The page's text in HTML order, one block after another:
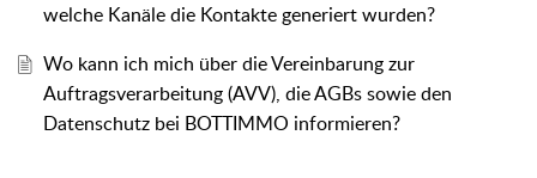
welche Kanäle die Kontakte generiert wurden?
Wo kann ich mich über die Vereinbarung zur
Auftragsverarbeitung (AVV), die AGBs sowie den
Datenschutz bei BOTTIMMO informieren?